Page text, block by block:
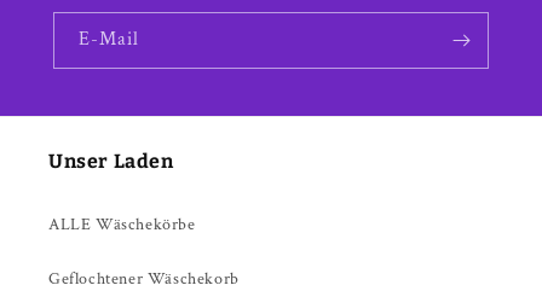
E-Mail
Unser Laden
ALLE Wäschekörbe
Geflochtener Wäschekorb